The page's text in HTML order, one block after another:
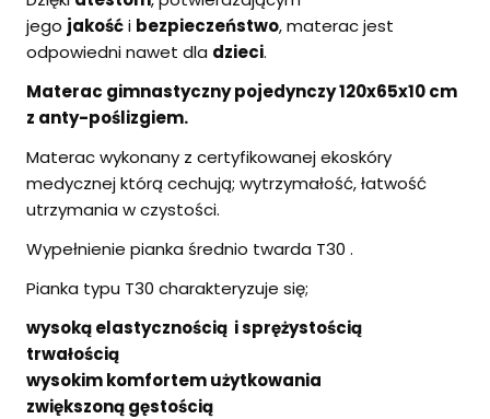
jego jakośći bezpieczeństwo, materac jest
odpowiedni nawet dla dzieci.
Materac gimnastyczny pojedynczy 120x65x10 cm
z anty-poślizgiem.
Materac wykonany z certyfikowanej ekoskóry
medycznej którą cechują; wytrzymałość, łatwość
utrzymania w czystości.
Wypełnienie pianka średnio twarda T30 .
Pianka typu T30 charakteryzuje się;
wysoką elastycznością i sprężystością
trwałością
wysokim komfortem użytkowania
zwiększoną gęstością